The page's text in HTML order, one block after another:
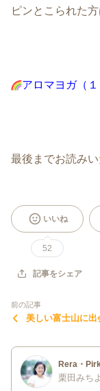
ピンとこられた
アロマヨガ（１
最後までお読み
いいね
52
記事をシェア
前の記事
美しい富士山に出
栗田みちよ